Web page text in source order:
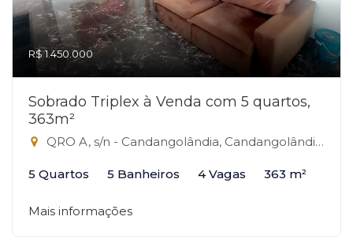
R$ 1.450.000
Sobrado Triplex à Venda com 5 quartos,
363m²
QRO A, s/n - Candangolândia, Candangolândia-DF
5 Quartos 5 Banheiros 4 Vagas 363 m²
Mais informações